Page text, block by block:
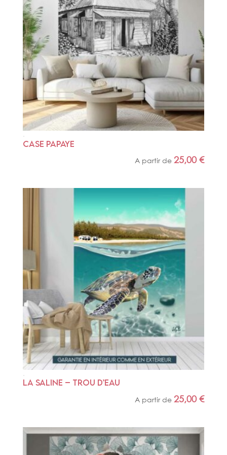
CASE PAPAYE
A partir de25,00€
LA SALINE – TROU D’EAU
A partir de 25,00€